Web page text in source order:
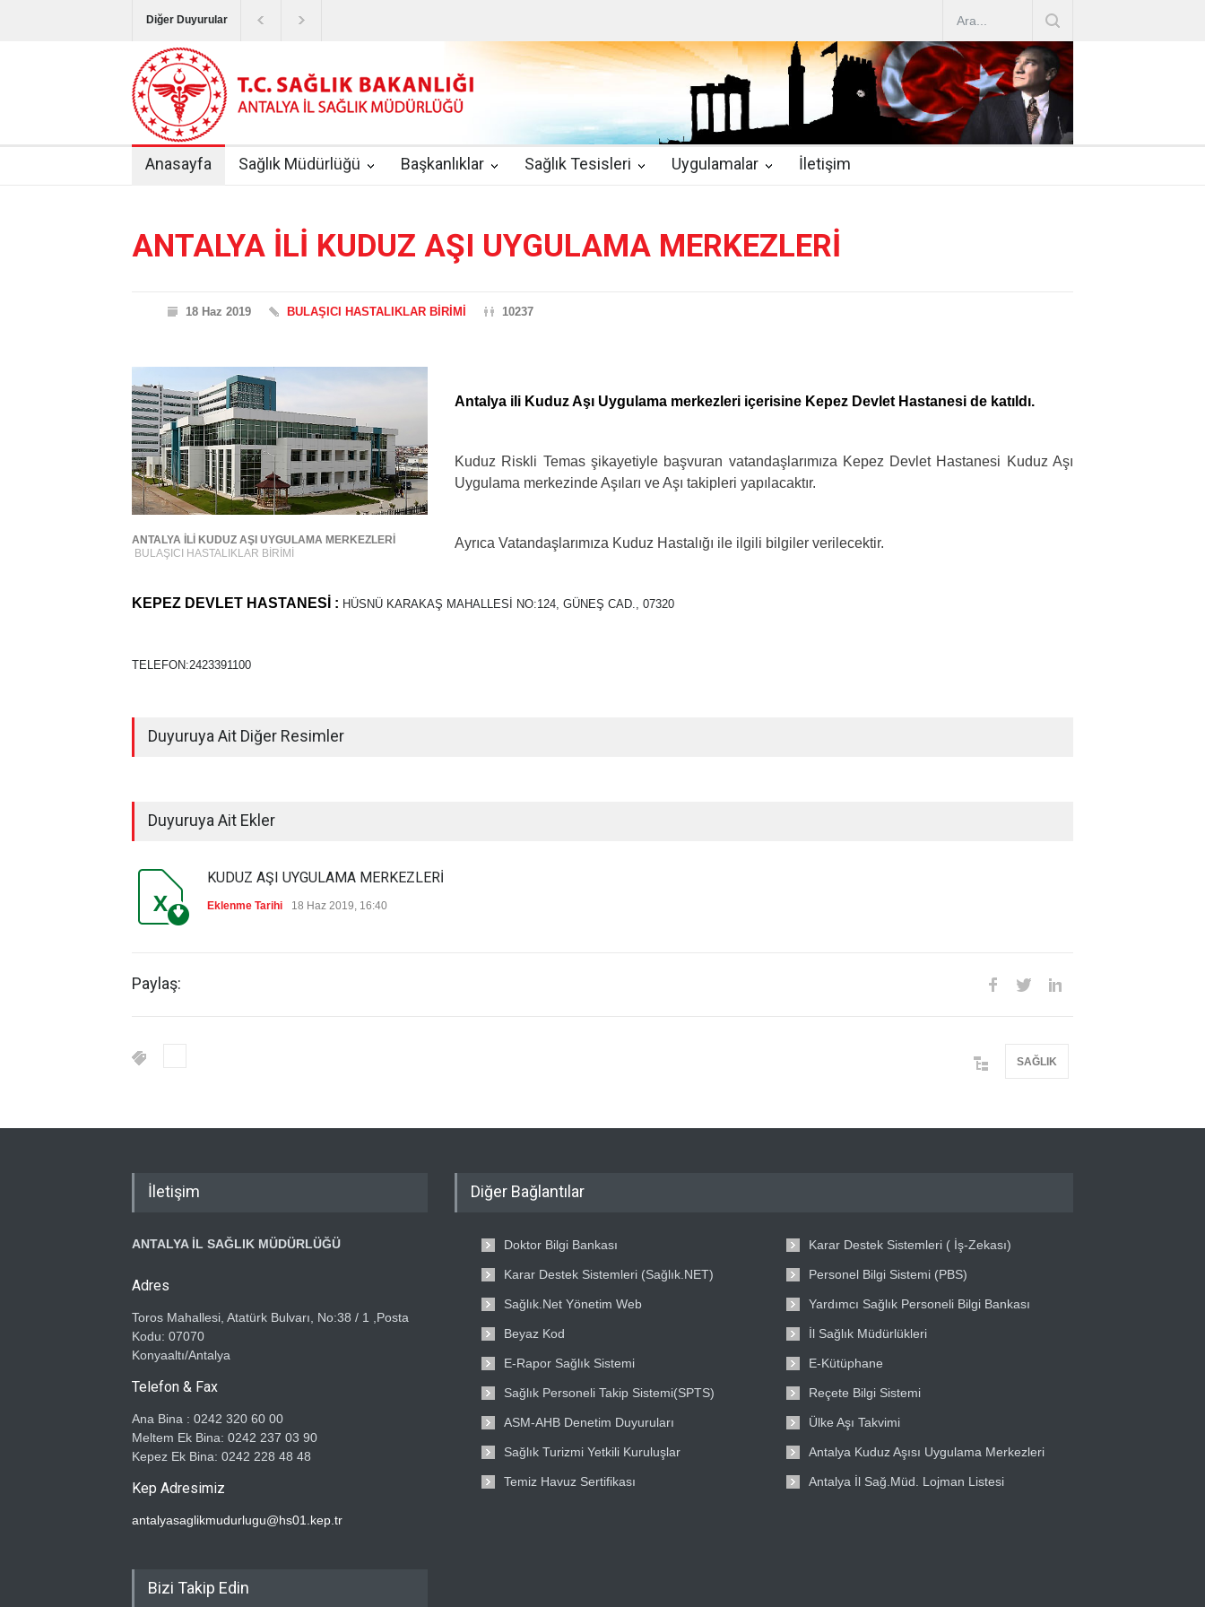
Diğer Duyurular
Bayram Tatilinde Sağlık Hizmetlerinin Sunumu 2019 YILI TEMMUZ AYI DİYALİZ MERKEZLERİ CİHAZ ARTIRIMLARI|2019-07-31
Terapötik Aferez Merkezleri ve Üniteleri Hakkında Yönetmelik Teletıp ve Teleradyoloji Birimi Genelgesi 2019/16 | 2019-07-31
Yoğun Bakım Servislerinde Hasta Ziyareti Uygulamaları Uzman Hekimlerin Pratisyen Hekim Kadrosunda Çalıştırma Talep|2019-06-26
ANTALYA İLİ KUDUZ AŞI UYGULAMA MERKEZLERİ 2019-06-12
Anasayfa Sağlık Müdürlüğü Başkanlıklar Sağlık Tesisleri Uygulamalar İletişim
ANTALYA İLİ KUDUZ AŞI UYGULAMA MERKEZLERİ
18 Haz 2019 BULAŞICI HASTALIKLAR BİRİMİ 10237
ANTALYA İLİ KUDUZ AŞI UYGULAMA MERKEZLERİ
BULAŞICI HASTALIKLAR BİRİMİ
Antalya ili Kuduz Aşı Uygulama merkezleri içerisine Kepez Devlet Hastanesi de katıldı.
Kuduz Riskli Temas şikayetiyle başvuran vatandaşlarımıza Kepez Devlet Hastanesi Kuduz Aşı
Uygulama merkezinde Aşıları ve Aşı takipleri yapılacaktır.
Ayrıca Vatandaşlarımıza Kuduz Hastalığı ile ilgili bilgiler verilecektir.
KEPEZ DEVLET HASTANESİ : HÜSNÜ KARAKAŞ MAHALLESİ NO:124, GÜNEŞ CAD., 07320
TELEFON:2423391100
Duyuruya Ait Diğer Resimler
Duyuruya Ait Ekler
KUDUZ AŞI UYGULAMA MERKEZLERİ
Eklenme Tarihi 18 Haz 2019, 16:40
Paylaş:
SAĞLIK
İletişim
ANTALYA İL SAĞLIK MÜDÜRLÜĞÜ
Adres
Toros Mahallesi, Atatürk Bulvarı, No:38 / 1 ,Posta
Kodu: 07070
Konyaaltı/Antalya
Telefon & Fax
Ana Bina : 0242 320 60 00
Meltem Ek Bina: 0242 237 03 90
Kepez Ek Bina: 0242 228 48 48
Kep Adresimiz
antalyasaglikmudurlugu@hs01.kep.tr
Bizi Takip Edin
Diğer Bağlantılar
Doktor Bilgi Bankası
Karar Destek Sistemleri (Sağlık.NET)
Sağlık.Net Yönetim Web
Beyaz Kod
E-Rapor Sağlık Sistemi
Sağlık Personeli Takip Sistemi(SPTS)
ASM-AHB Denetim Duyuruları
Sağlık Turizmi Yetkili Kuruluşlar
Temiz Havuz Sertifikası
Karar Destek Sistemleri ( İş-Zekası)
Personel Bilgi Sistemi (PBS)
Yardımcı Sağlık Personeli Bilgi Bankası
İl Sağlık Müdürlükleri
E-Kütüphane
Reçete Bilgi Sistemi
Ülke Aşı Takvimi
Antalya Kuduz Aşısı Uygulama Merkezleri
Antalya İl Sağ.Müd. Lojman Listesi